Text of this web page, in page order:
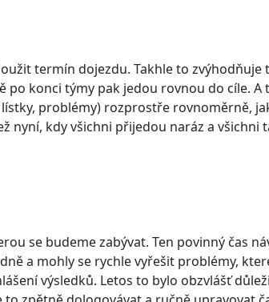
termín dojezdu. Takhle to zvýhodňuje
po konci týmy pak jedou rovnou do cíle. A
lístky, problémy) rozprostře rovnoměrně,
nyní, kdy všichni přijedou naráz a všichni
se budeme zabývat. Ten povinný čas
a mohly se rychle vyřešit problémy,
výsledků. Letos to bylo obzvlášť